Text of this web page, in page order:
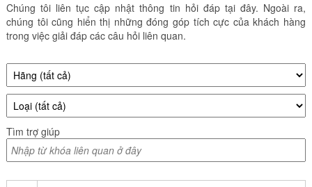
Chúng tôi liên tục cập nhật thông tin hỏi đáp tại đây. Ngoài ra,
chúng tôi cũng hiển thị những đóng góp tích cực của khách hàng
trong việc giải đáp các câu hỏi liên quan.
Tìm trợ giúp